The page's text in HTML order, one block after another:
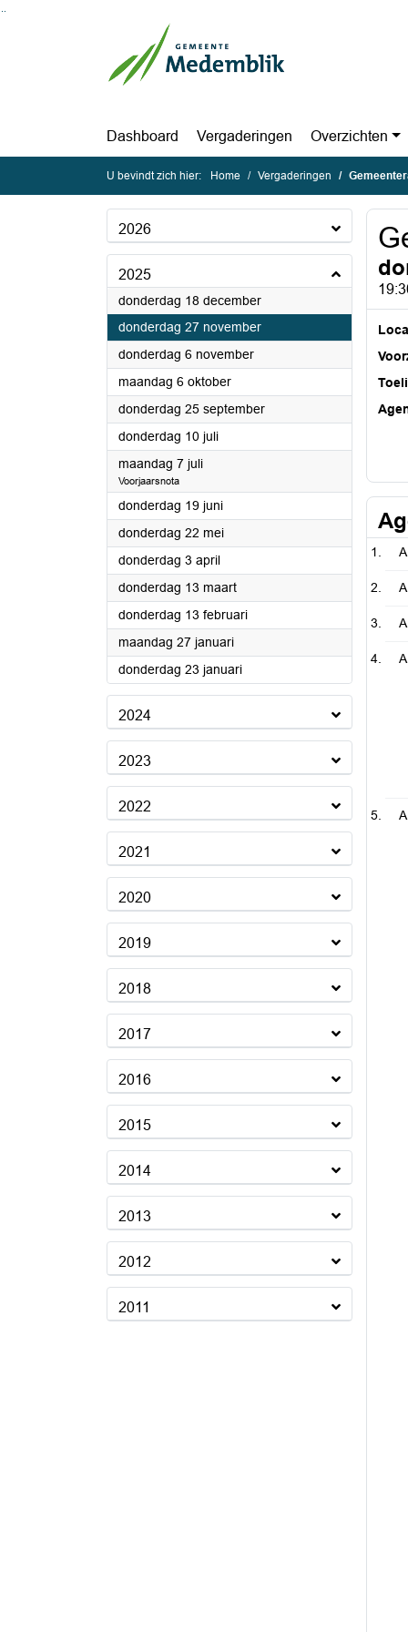
Ga naar de inhoud van deze pagina
Dashboard Vergaderingen Overzichten
U bevindt zich hier: Home Vergaderingen
2026
2025
donderdag 18 december2025
donderdag 27 november2025
donderdag 6 november2025
maandag 6 oktober2025
donderdag 25 september2025
donderdag 10 juli2025
maandag 7 juli2025
Voorjaarsnota
donderdag 19 juni2025
donderdag 22 mei2025
donderdag 3 april2025
donderdag 13 maart2025
donderdag 13 februari2025
maandag 27 januari2025
donderdag 23 januari2025
2024
2023
2022
2021
2020
2019
2018
2017
2016
2015
2014
2013
2012
2011
A